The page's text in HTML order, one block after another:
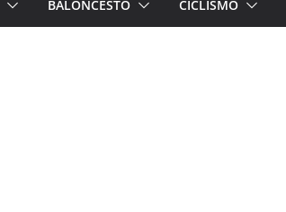
BALONCESTO CICLISMO